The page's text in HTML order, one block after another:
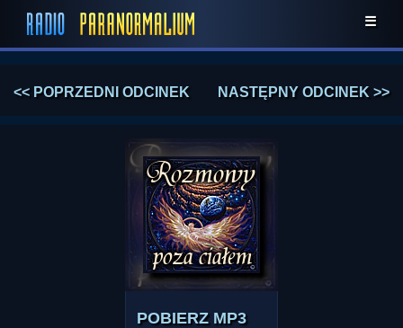
☰
<< POPRZEDNI ODCINEK NASTĘPNY ODCINEK >>
POBIERZ MP3